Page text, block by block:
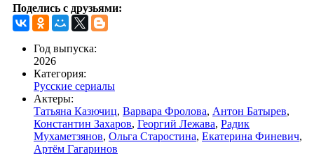
Поделись с друзьями:
Год выпуска:
2026
Категория:
Русские сериалы
Актеры:
Татьяна Казючиц, Варвара Фролова, Антон Батырев,
Константин Захаров, Георгий Лежава, Радик
Мухаметзянов, Ольга Старостина, Екатерина Финевич,
Артём Гагаринов